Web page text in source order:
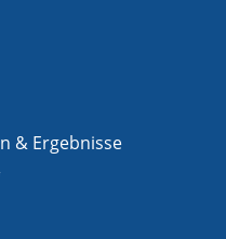
& Ergebnisse